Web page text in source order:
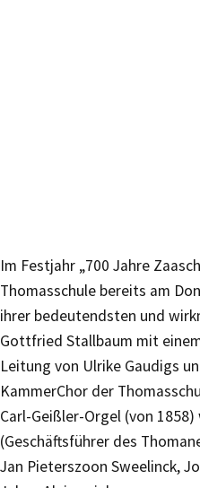
Im Festjahr „700 Jahre
Thomasschule bereits am
ihrer bedeutendsten und
Gottfried Stallbaum mit
Leitung von Ulrike Gaudigs
KammerChor der
Carl-Geißler-Orgel (von
(Geschäftsführer des
Jan Pieterszoon Sweelinck,